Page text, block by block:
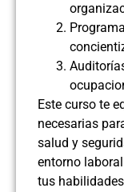
Este curso te
necesarias
salud y
entorno
tus